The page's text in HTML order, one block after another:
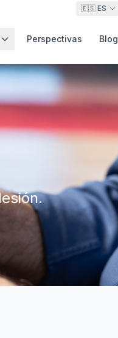
🇪🇸 ES
Perspectivas Blog